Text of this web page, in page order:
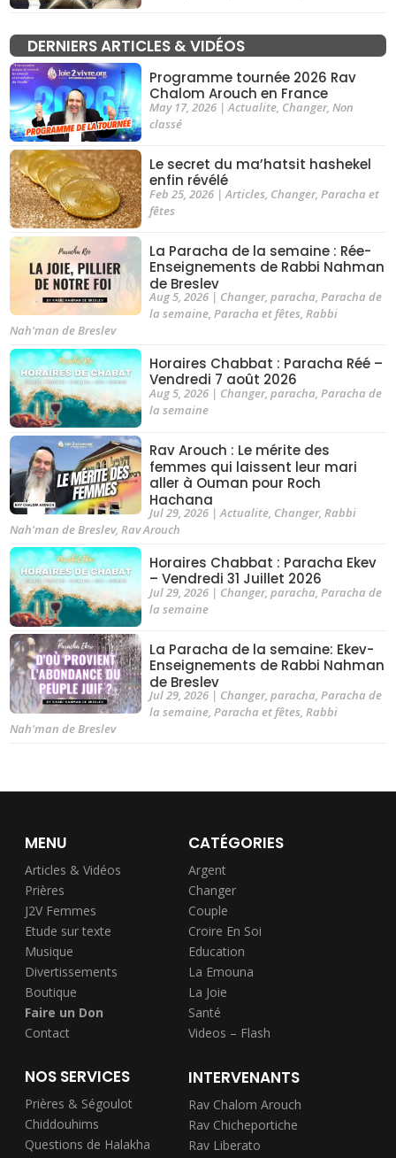
DERNIERS ARTICLES & VIDÉOS
Programme tournée 2026 Rav
Chalom Arouch en France
May 17, 2026|Actualite, Changer, Non
classé
Le secret du ma’hatsit hashekel
enfin révélé
Feb 25, 2026|Articles, Changer, Paracha et
fêtes
La Paracha de la semaine : Rée-
Enseignements de Rabbi Nahman
de Breslev
Aug 5, 2026| Changer, paracha, Paracha de
la semaine, Paracha et fêtes, Rabbi
Nah'man de Breslev
Horaires Chabbat : Paracha Réé –
Vendredi 7 août 2026
Aug 5, 2026| Changer, paracha, Paracha de
la semaine
Rav Arouch : Le mérite des
femmes qui laissent leur mari
aller à Ouman pour Roch
Hachana
Jul 29, 2026|Actualite, Changer, Rabbi
Nah'man de Breslev,Rav Arouch
Horaires Chabbat : Paracha Ekev
– Vendredi 31 Juillet 2026
Jul 29, 2026| Changer, paracha Paracha de
la semaine
La Paracha de la semaine: Ekev-
Enseignements de Rabbi Nahman
de Breslev
Jul 29, 2026| Changer, paracha, Paracha de
la semaine, Paracha et fêtes, Rabbi
Nah'man de Breslev
MENU
Articles & Vidéos
Prières
J2V Femmes
Etude sur texte
Musique
Divertissements
Boutique
Faire un Don
Contact
CATÉGORIES
Argent
Changer
Couple
Croire En Soi
Education
La Emouna
La Joie
Santé
Videos – Flash
NOS SERVICES
Prières & Ségoulot
Chiddouhims
Questions de Halakha
INTERVENANTS
Rav Chalom Arouch
Rav Chicheportiche
Rav Liberato